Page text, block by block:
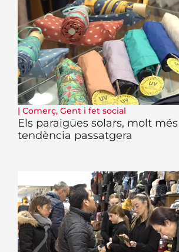
| Comerç, Gent i fet social
Els paraigües solars, molt
tendència passatgera